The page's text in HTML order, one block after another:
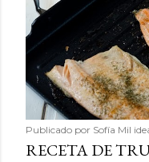
Publicado por Sofía Mil
RECETA DE